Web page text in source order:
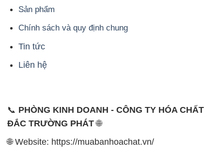
Liên hệ
📞
PHÒNG KINH DOANH - CÔNG TY HÓA CHẤT
ĐẮC TRƯỜNG PHÁT
- 028.3756.1835 - 028.3756.1840 - 028.3756.1841-